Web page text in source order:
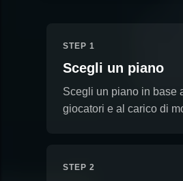
STEP 1
Scegli un piano
Scegli un piano in base
giocatori e al carico di
STEP 2